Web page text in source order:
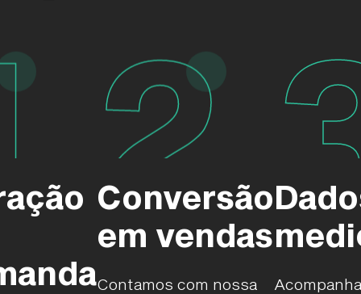
2
Conversão
em vendas
Contamos com nossa